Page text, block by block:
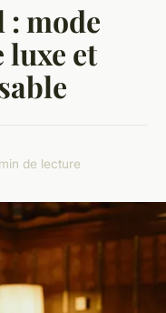
mode
luxe et
de lecture